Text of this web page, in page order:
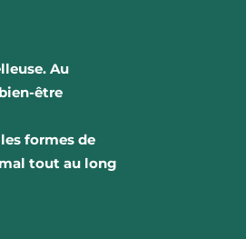
Au
être
formes de
tout au long